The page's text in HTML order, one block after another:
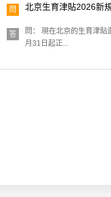
問 北京生育津貼2026新
答
問： 現在北京的生育津
月31日起正...